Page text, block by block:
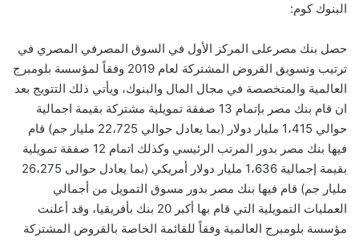
البنوك كوم:
حصل بنك مصرعلى المركز الأول في السوق المصرفي المصري في
ترتيب وتسويق القروض المشتركة لعام 2019 وفقاً لمؤسسة بلومبرج
العالمية والمتخصصة في مجال المال والبنوك، ويأتي ذلك التتويج بعد
ان قام بنك مصر بإتمام 13 صفقة تمويلية مشتركة بقيمة اجمالية
حوالي 1،415 مليار دولار (بما يعادل حوالي 22،725 مليار جم) قام
فيها بنك مصر بدور المرتب الرئيسي وكذلك اتمام 12 صفقة تمويلية
بقيمة إجمالية 1،636 مليار دولار أمريكي (بما يعادل حوالى 26،275
مليار جم) قام فيها بنك مصر بدور مسوق التمويل من أجمالي
العمليات التمويلية التي قام بها أكبر 20 بنك بأفريقيا، وقد أعلنت
مؤسسة بلومبرج العالمية وفقاً للقائمة الخاصة بالقروض المشتركة